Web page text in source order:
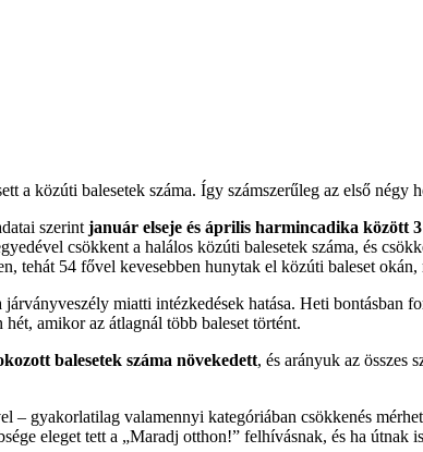
a közúti balesetek száma. Így számszerűleg az első négy
szerint január elseje és április harmincadika között
csökkent a halálos közúti balesetek száma, és
tehát 54 fővel kevesebben hunytak el közúti baleset okán,
járványveszély miatti intézkedések hatása. Heti bontásban
amikor az átlagnál több baleset történt.
balesetek száma növekedett, és arányuk az összes
– gyakorlatilag valamennyi kategóriában csökkenés
eleget tett a „Maradj otthon!” felhívásnak, és ha útnak